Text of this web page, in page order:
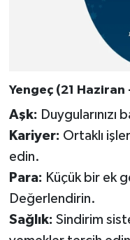
Yengeç (21 Haziran
Aşk: Duygularınızı
Kariyer: Ortaklı
edin.
Para: Küçük bir ek
Değerlendirin.
Sağlık: Sindirim